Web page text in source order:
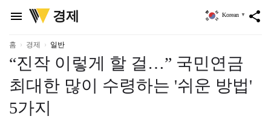
menu
위
키
리
경제 share
Korean ▼
홈 경제 일반
“진작 이렇게 할 걸…” 국민연금
최대한 많이 수령하는 '쉬운 방법'
5가지